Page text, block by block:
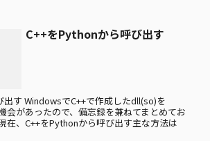
C++をPythonから呼び出す
出す WindowsでC++で作成したdll(so)を
会があったので、備忘録を兼ねてまとめてお
在、C++をPythonから呼び出す主な方法は